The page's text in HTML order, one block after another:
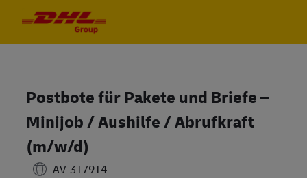
Postbote für Pakete und Briefe –
Minijob / Aushilfe / Abrufkraft
(m/w/d)
AV-317914